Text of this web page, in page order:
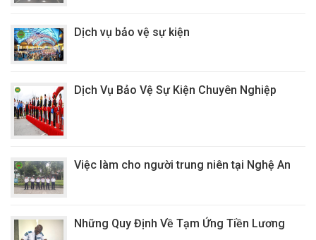
Dịch vụ bảo vệ sự kiện
Dịch Vụ Bảo Vệ Sự Kiện Chuyên Nghiệp
Việc làm cho người trung niên tại Nghệ An
Những Quy Định Về Tạm Ứng Tiền Lương